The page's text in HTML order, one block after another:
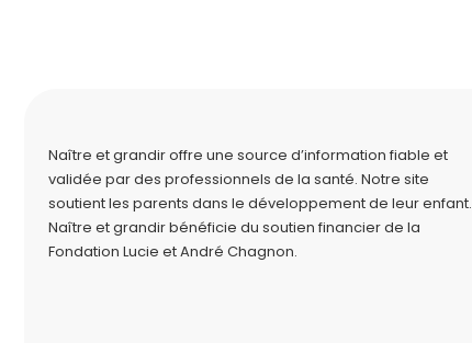
Naître et grandir offre une source d’information fiable et
validée par des professionnels de la santé. Notre site
soutient les parents dans le développement de leur enfant.
Naître et grandir bénéficie du soutien financier de la
Fondation Lucie et André Chagnon.